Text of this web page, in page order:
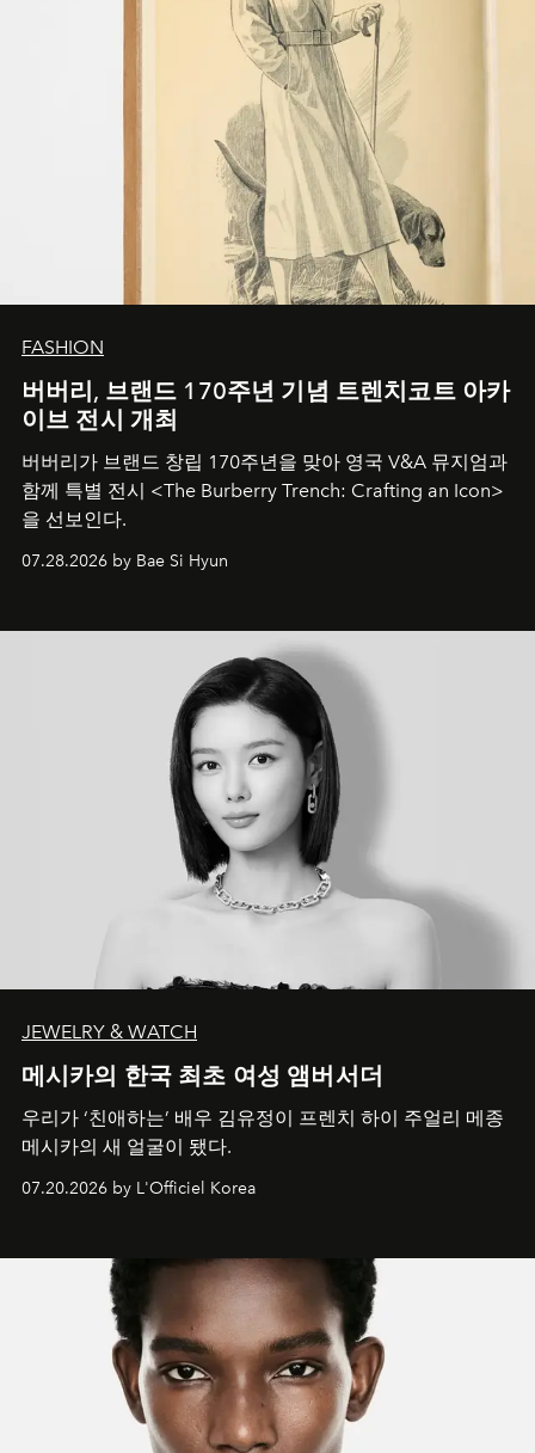
FASHION
버버리, 브랜드 170주년 기념 트렌치코트 아카
이브 전시 개최
버버리가 브랜드 창립 170주년을 맞아 영국 V&A 뮤지엄과
함께 특별 전시 <The Burberry Trench: Crafting an Icon>
을 선보인다.
07.28.2026 by Bae Si Hyun
JEWELRY & WATCH
메시카의 한국 최초 여성 앰버서더
우리가 ‘친애하는’ 배우 김유정이 프렌치 하이 주얼리 메종
메시카의 새 얼굴이 됐다.
07.20.2026 by L'Officiel Korea